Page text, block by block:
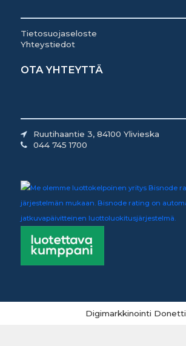
Tietosuojaseloste
Yhteystiedot
OTA YHTEYTTÄ
Ruutihaantie 3, 84100 Ylivieska
044 745 1700
Digimarkkinointi Donetti